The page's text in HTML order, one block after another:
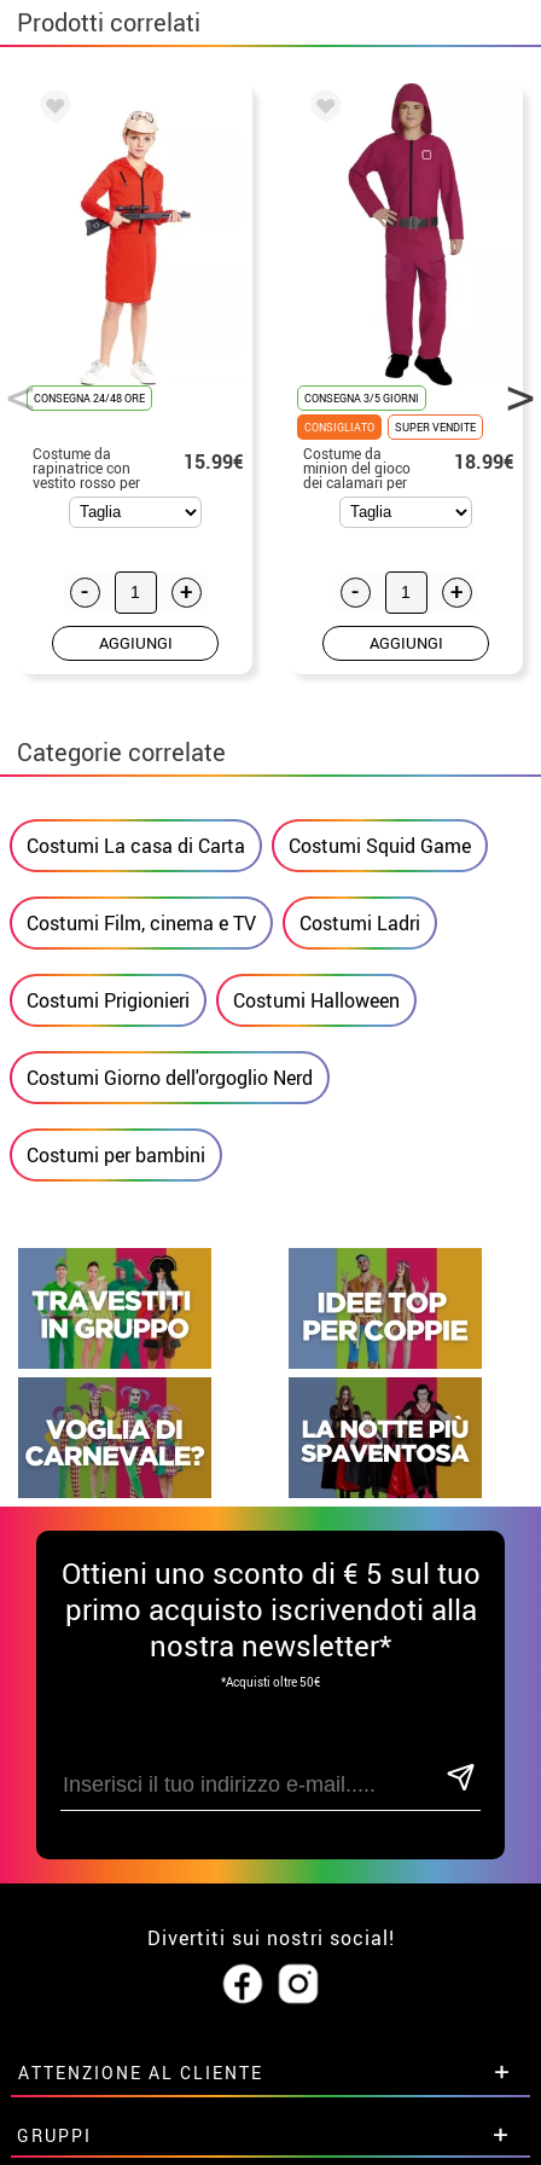
Prodotti correlati
CONSEGNA 24/48 ORE
Costume da
rapinatrice con
vestito rosso per
bambina
15.99€
- +
AGGIUNGI
CONSEGNA 3/5 GIORNI
CONSIGLIATO
SUPER VENDITE
Costume da
minion del gioco
dei calamari per
adolescenti
18.99€
- +
AGGIUNGI
Categorie correlate
Costumi La casa di Carta Costumi Squid Game
Costumi Film, cinema e TV Costumi Ladri
Costumi Prigionieri Costumi Halloween
Costumi Giorno dell'orgoglio Nerd
Costumi per bambini
Ottieni uno sconto di € 5 sul tuo
primo acquisto iscrivendoti alla
nostra newsletter*
*Acquisti oltre 50€
Divertiti sui nostri social!
ATTENZIONE AL CLIENTE
• Su di noi
• Condizioni di vendita
GRUPPI